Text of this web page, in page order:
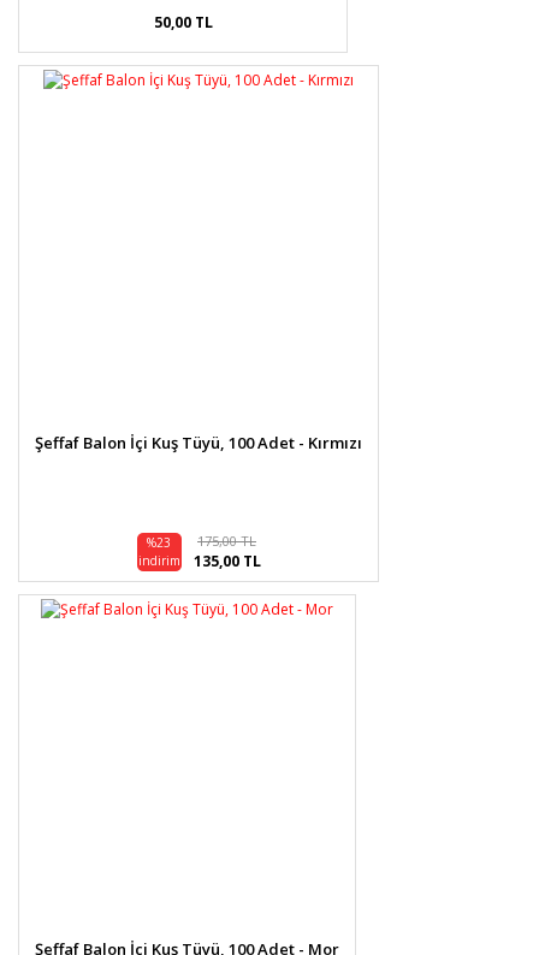
50,00 TL
Şeffaf Balon İçi Kuş Tüyü, 100 Adet - Kırmızı
%23
indirim
175,00 TL
135,00 TL
Şeffaf Balon İçi Kuş Tüyü, 100 Adet - Mor